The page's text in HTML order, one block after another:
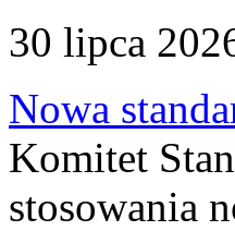
30 lipca
Nowa
Komitet
stosowania